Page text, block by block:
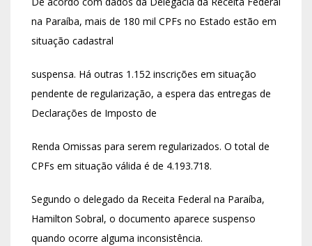
na Paraíba, mais de 180 mil CPFs no Estado estão em
situação cadastral
suspensa. Há outras 1.152 inscrições em situação
pendente de regularização, a espera das entregas de
Declarações de Imposto de
Renda Omissas para serem regularizados. O total de
CPFs em situação válida é de 4.193.718.
Segundo o delegado da Receita Federal na Paraíba,
Hamilton Sobral, o documento aparece suspenso
quando ocorre alguma inconsistência.